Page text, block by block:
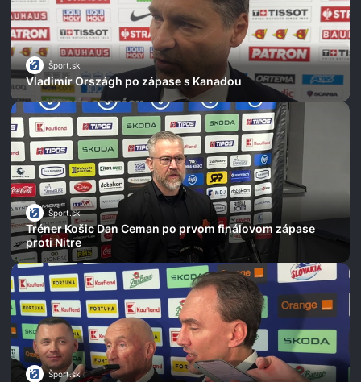
Šport.sk
Vladimír Országh po zápase s Kanadou
Šport.sk
Tréner Košic Dan Ceman po prvom finálovom zápase
proti Nitre
Šport.sk